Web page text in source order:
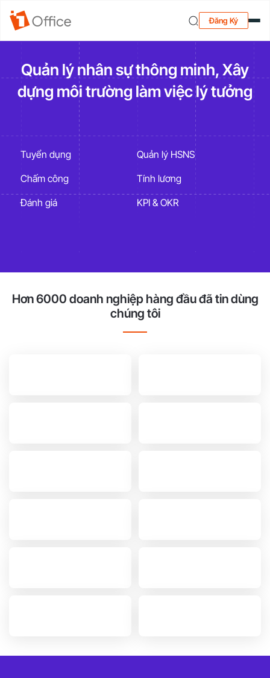
Đăng Ký
Quản lý nhân sự thông minh, Xây
dựng môi trường làm việc lý tưởng
Tuyển dụng
Quản lý HSNS
Chấm công
Tính lương
Đánh giá
KPI & OKR
Hơn 6000 doanh nghiệp hàng đầu đã tin dùng
chúng tôi